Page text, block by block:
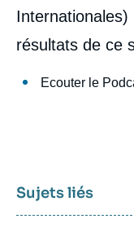
résultats de ce
Ecouter le
Sujets liés